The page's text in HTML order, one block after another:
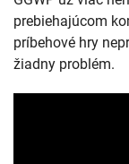
prebiehajúcom
príbehové hry
žiadny problém.